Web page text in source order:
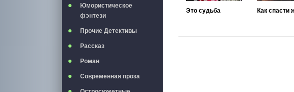
Юмористическое
фэнтези
Прочие Детективы
Рассказ
Роман
Современная проза
Это судьба Как спасти